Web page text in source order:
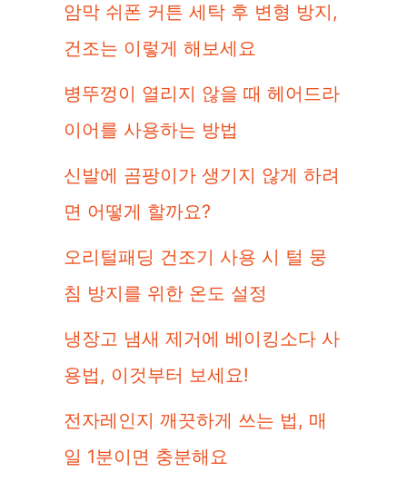
암막 쉬폰 커튼 세탁 후 변형 방지,
건조는 이렇게 해보세요
병뚜껑이 열리지 않을 때 헤어드라
이어를 사용하는 방법
신발에 곰팡이가 생기지 않게 하려
면 어떻게 할까요?
오리털패딩 건조기 사용 시 털 뭉
침 방지를 위한 온도 설정
냉장고 냄새 제거에 베이킹소다 사
용법, 이것부터 보세요!
전자레인지 깨끗하게 쓰는 법, 매
일 1분이면 충분해요